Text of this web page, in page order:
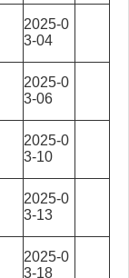
2025-0
3-04
2025-0
3-06
2025-0
3-10
2025-0
3-13
2025-0
3-18